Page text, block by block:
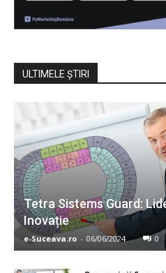
ULTIMELE ŞTIRI
Tetra Sistems Guard:
Inovație
e-Suceava.ro - 06/06/2024 0